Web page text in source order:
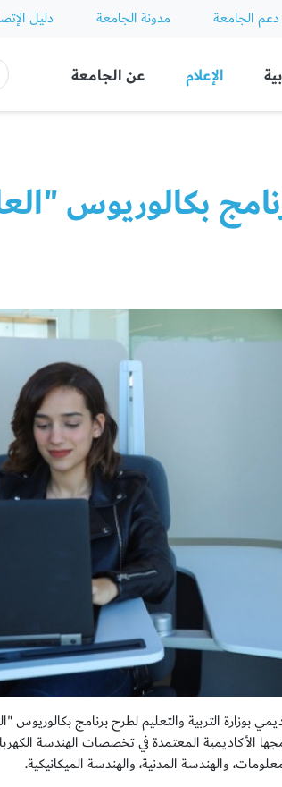
دعم الجامعة مدونة الجامعة دليل
الإعلام عن الجامعة
بكالوريوس
التربية والتعليم لطرح برنامج بكالوريوس
الأكاديمية المعتمدة في تخصصات الهندسة
والهندسة المدنية، والهندسة الميكانيكية.